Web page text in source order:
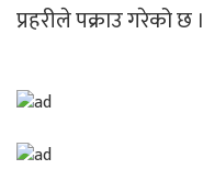
प्रहरीले पक्राउ गरेको छ ।